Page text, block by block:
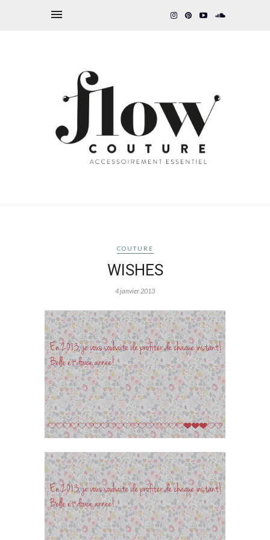
COUTURE
WISHES
4 janvier 2013